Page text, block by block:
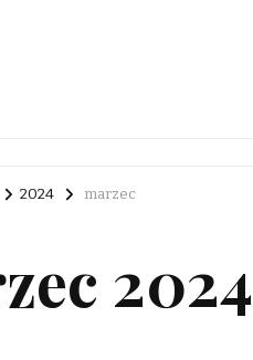
2024 marzec
2024